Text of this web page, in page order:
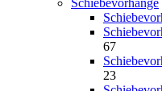
Schiebevorhänge
67
23